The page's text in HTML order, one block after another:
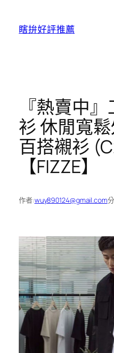
瞎拚好評推薦
『熱賣中
衫 休閒寬
百搭襯衫
【FIZZE】
作者:wuy890124@gmail.com